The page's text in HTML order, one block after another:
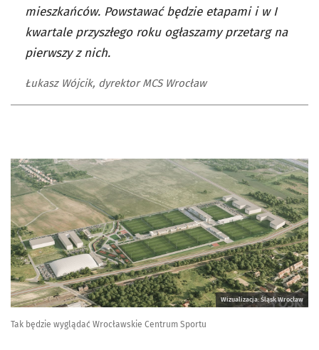
mieszkańców. Powstawać będzie etapami i w I
kwartale przyszłego roku ogłaszamy przetarg na
pierwszy z nich.
Łukasz Wójcik, dyrektor MCS Wrocław
Wizualizacja: Śląsk Wrocław
Tak będzie wyglądać Wrocławskie Centrum Sportu